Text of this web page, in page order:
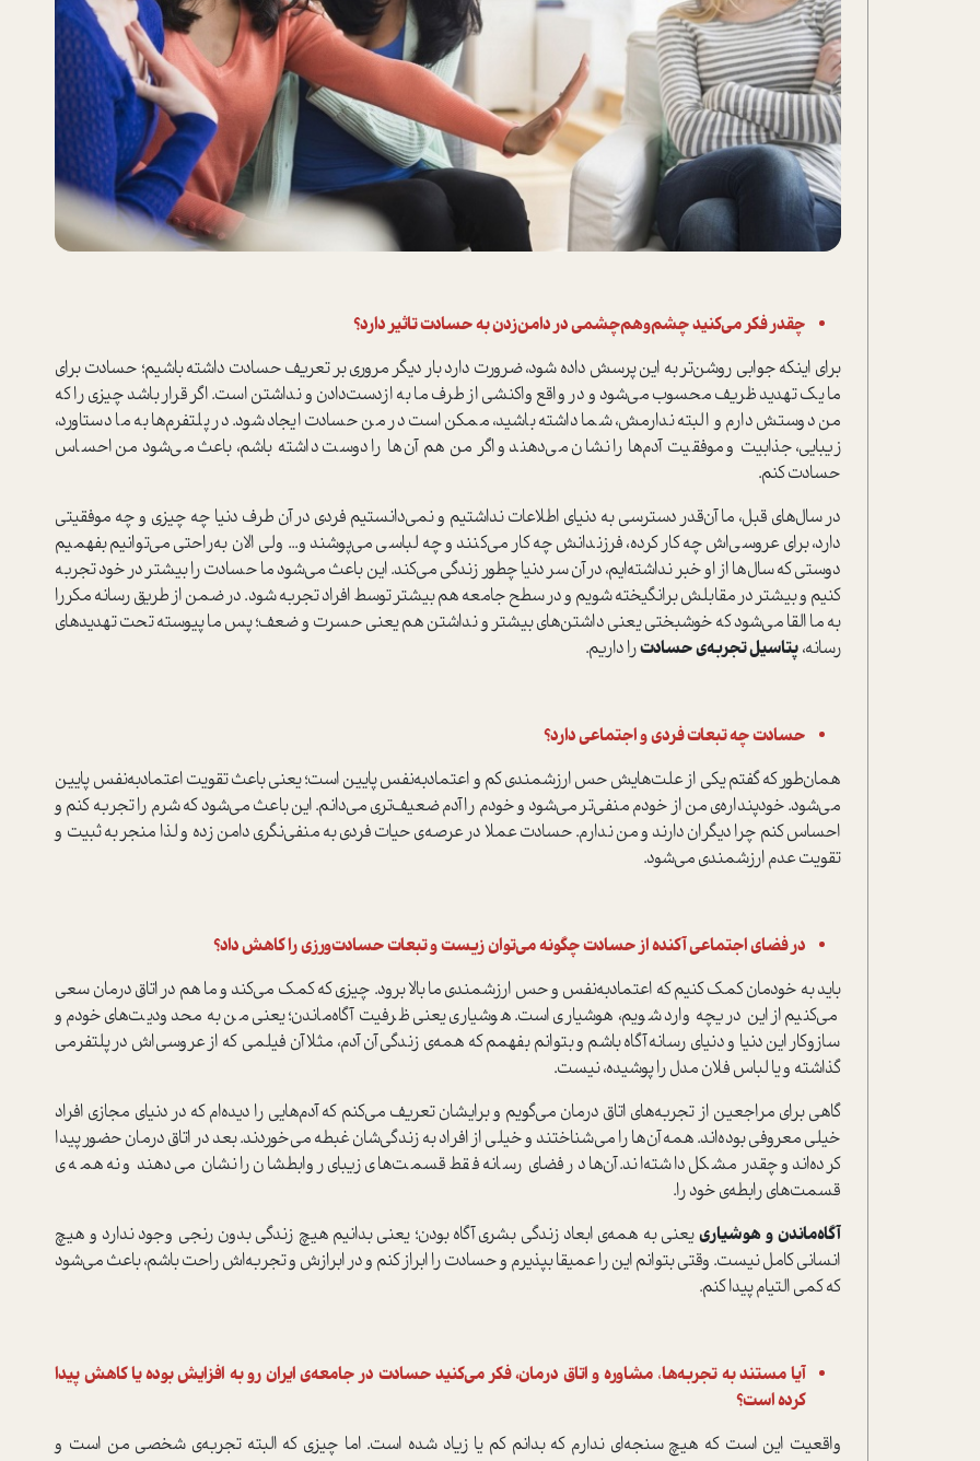
چقدر فکر می‌کنید چشم‌و‌هم‌چشمی در دامن‌زدن به حسادت تاثیر دارد؟
برای اینکه جوابی روشن‌تر به این پرسش داده شود، ضرورت دارد بار دیگر مروری بر تعریف حسادت داشته باشیم؛ حسادت برای
ما یک تهدید ظریف محسوب می‌شود و در واقع واکنشی از طرف ما به از‌دست‌دادن و نداشتن است. اگر قرار باشد چیزی را که
من دوستش دارم و البته ندارمش، شما داشته باشید، ممکن است در من حسادت ایجاد شود. در پلتفرم‌ها به ما دستاورد،
زیبایی، جذابیت و موفقیت‌ آدم‌ها را نشان می‌دهند و اگر من هم آن‌ها را دوست داشته باشم، باعث می‌شود من احساس
حسادت کنم.
در سال‌های قبل، ما آن‌قدر دسترسی به دنیای اطلاعات نداشتیم و نمی‌دانستیم فردی در آن طرف دنیا چه چیزی و چه موفقیتی
دارد، برای عروسی‌اش چه کار کرده، فرزندانش چه کار می‌کنند و چه لباسی می‌پوشند و... ولی الان به‌راحتی می‌توانیم بفهمیم
دوستی که سال‌ها از او خبر نداشته‌ایم، در آن سر دنیا چطور زندگی می‌کند. این باعث می‌شود ما حسادت را بیشتر در خود تجربه
کنیم و بیشتر در مقابلش برانگیخته شویم و در سطح جامعه هم بیشتر توسط افراد تجربه شود. در ضمن از طریق رسانه مکررا
به ما القا می‌شود که خوشبختی یعنی داشتن‌های بیشتر و نداشتن هم یعنی حسرت و ضعف؛ پس ما پیوسته تحت تهدیدهای
رسانه،پتاسیل تجربه‌ی حسادترا داریم.
حسادت چه تبعات فردی و اجتماعی دارد؟
همان‌طور که گفتم یکی از علت‌هایش حس ارزشمندی کم و اعتماد‌به‌نفس پایین است؛ یعنی باعث تقویت اعتماد‌به‌نفس پایین
می‌شود. خودپنداره‌ی من از خودم منفی‌تر می‌شود و خودم را آدم ضعیف‌تری می‌دانم. این باعث می‌شود که شرم را تجربه کنم و
احساس کنم چرا دیگران دارند و من ندارم. حسادت عملا در عرصه‌ی حیات فردی به منفی‌نگری دامن زده و لذا منجر به ثبیت و
تقویت عدم ارزشمندی می‌شود.
در فضای اجتماعی آکنده از حسادت چگونه می‌توان زیست و تبعات حسادت‌ورزی را کاهش داد؟
باید به خودمان کمک کنیم که اعتماد‌به‌نفس و حس ارزشمندی ما بالا برود. چیزی که کمک می‌کند و ما هم در اتاق درمان سعی
می‌کنیم از این دریچه وارد شویم، هوشیاری است. هوشیاری یعنی ظرفیت آگاه‌ماندن؛ یعنی من به محدودیت‌های خودم و
ساز‌و‌کار این دنیا و دنیای رسانه آگاه باشم و بتوانم بفهمم که همه‌ی زندگی آن آدم، مثلا آن فیلمی که از عروسی‌اش در پلتفرمی
گذاشته و یا لباس فلان مدل را پوشیده، نیست.
گاهی برای مراجعین از تجربه‌های اتاق درمان می‌گویم و برایشان تعریف می‌کنم که آدم‌هایی را دیده‌ام که در دنیای مجازی افراد
خیلی معروفی بوده‌اند. همه آن‌ها را می‌شناختند و خیلی از افراد به زندگی‌شان غبطه می‌خوردند. بعد در اتاق درمان حضور پیدا
کرده‌اند و چقدر مشکل داشته‌اند. آن‌ها در فضای رسانه فقط قسمت‌های زیبای روابطشان را نشان می‌دهند و نه همه‌ی
قسمت‌های رابطه‌ی خود را.
آگاه‌ماندن و هوشیارییعنی به همه‌ی ابعاد زندگی بشری آگاه بودن؛ یعنی بدانیم هیچ زندگی بدون رنجی وجود ندارد و هیچ
انسانی کامل نیست. وقتی بتوانم این را عمیقا بپذیرم و حسادت را ابراز کنم و در ابرازش و تجربه‌اش راحت باشم، باعث می‌شود
که کمی التیام پیدا کنم.
آیا مستند به تجربه‌ها، مشاوره و اتاق درمان، فکر می‌کنید حسادت در جامعه‌ی ایران رو به افزایش بوده یا کاهش پیدا
کرده است؟
واقعیت این است که هیچ سنجه‌ای ندارم که بدانم کم یا زیاد شده است. اما چیزی که البته تجربه‌ی شخصی من است و